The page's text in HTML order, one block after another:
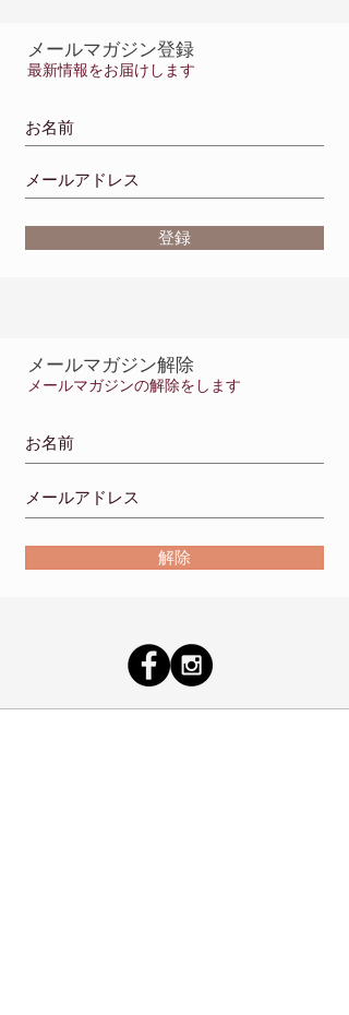
メールマガジン登録
最新情報をお届けします
登録
メールマガジン解除
メールマガジンの解除をします
解除